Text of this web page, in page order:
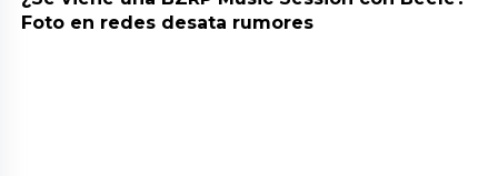
Foto en redes desata rumores